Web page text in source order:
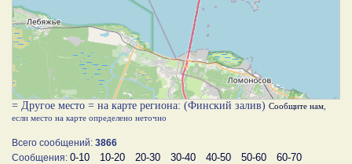
= Другое место = на карте региона: (Финский залив) Сообщите нам
если место на карте определено неточно
Всего сообщений: 3866
Сообщения: 0-10 10-20 20-30 30-40 40-50 50-60
60-70